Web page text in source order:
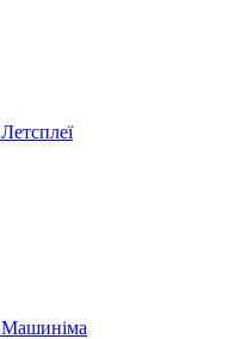
Летсплеї
Машиніма